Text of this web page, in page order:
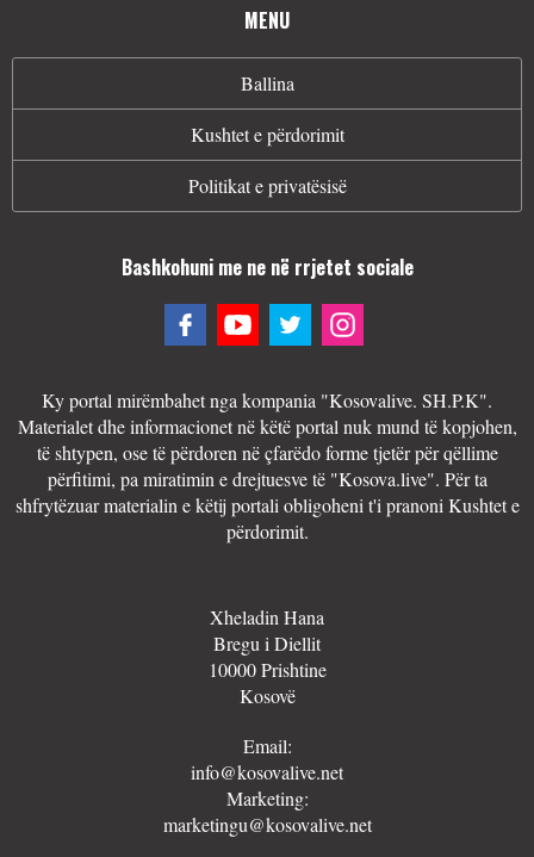
MENU
Ballina
Kushtet e përdorimit
Politikat e privatësisë
Bashkohuni me ne në rrjetet sociale
Ky portal mirëmbahet nga kompania "Kosovalive. SH.P.K".
Materialet dhe informacionet në këtë portal nuk mund të kopjohen,
të shtypen, ose të përdoren në çfarëdo forme tjetër për qëllime
përfitimi, pa miratimin e drejtuesve të "Kosova.live". Për ta
shfrytëzuar materialin e këtij portali obligoheni t'i pranoni Kushtet e
përdorimit.
Xheladin Hana
Bregu i Diellit
10000 Prishtine
Kosovë
Email:
info@kosovalive.net
Marketing:
marketingu@kosovalive.net